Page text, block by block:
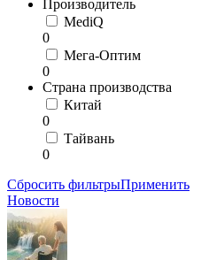
Производитель
MediQ
0
Мега-Оптим
0
Страна производства
Китай
0
Тайвань
0
Сбросить фильтрыПрименить
Новости